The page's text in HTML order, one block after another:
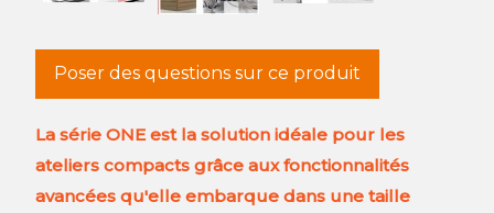
Poser des questions sur ce produit
La série ONE est la solution idéale pour les
ateliers compacts grâce aux fonctionnalités
avancées qu'elle embarque dans une taille